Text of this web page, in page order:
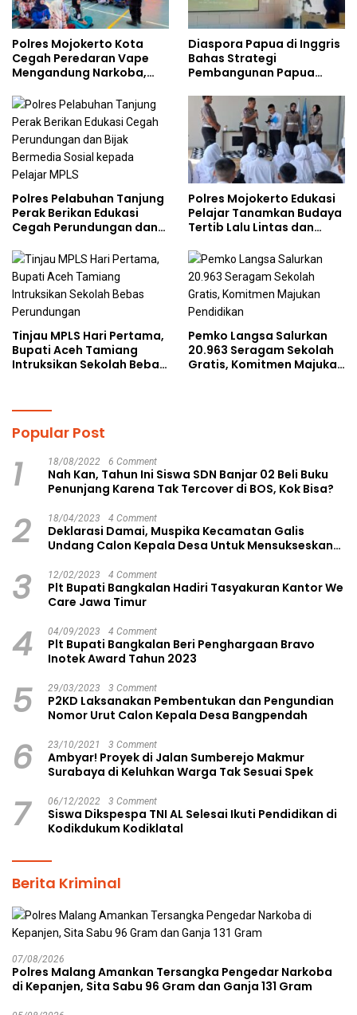
Polres Mojokerto Kota
Cegah Peredaran Vape
Mengandung Narkoba,
Kalangan Remaja
Diaspora Papua di Inggris
Bahas Strategi
Pembangunan Papua
Doktoral Internasional
Polres Pelabuhan Tanjung
Perak Berikan Edukasi
Cegah Perundungan dan
kepada Pelajar MPLS
Polres Mojokerto Edukasi
Pelajar Tanamkan Budaya
Tertib Lalu Lintas dan
Tinjau MPLS Hari Pertama,
Bupati Aceh Tamiang
Intruksikan Sekolah Bebas
Pemko Langsa Salurkan
20.963 Seragam Sekolah
Gratis, Komitmen Majukan
Popular Post
1 18/08/2022 6 Comment
Nah Kan, Tahun Ini Siswa SDN Banjar 02 Beli Buku
Penunjang Karena Tak Tercover di BOS, Kok Bisa?
2 18/04/2023 4 Comment
Deklarasi Damai, Muspika Kecamatan Galis
Undang Calon Kepala Desa Untuk Mensukseskan
3 12/02/2023 4 Comment
Plt Bupati Bangkalan Hadiri Tasyakuran Kantor We
Care Jawa Timur
4 04/09/2023 4 Comment
Plt Bupati Bangkalan Beri Penghargaan Bravo
Inotek Award Tahun 2023
5 29/03/2023 3 Comment
P2KD Laksanakan Pembentukan dan Pengundian
Nomor Urut Calon Kepala Desa Bangpendah
6 23/10/2021 3 Comment
Ambyar! Proyek di Jalan Sumberejo Makmur
Surabaya di Keluhkan Warga Tak Sesuai Spek
7 06/12/2022 3 Comment
Siswa Dikspespa TNI AL Selesai Ikuti Pendidikan di
Kodikdukum Kodiklatal
Berita Kriminal
07/08/2026
Polres Malang Amankan Tersangka Pengedar Narkoba
di Kepanjen, Sita Sabu 96 Gram dan Ganja 131 Gram